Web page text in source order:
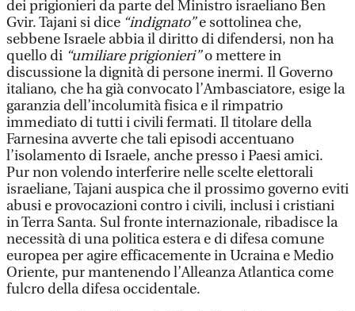
dei prigionieri da parte del Ministro israeliano Ben
Gvir. Tajani si dice “indignato”e sottolinea che,
sebbene Israele abbia il diritto di difendersi, non ha
quello di “umiliare prigionieri”o mettere in
discussione la dignità di persone inermi. Il Governo
italiano, che ha già convocato l’Ambasciatore, esige la
garanzia dell’incolumità fisica e il rimpatrio
immediato di tutti i civili fermati. Il titolare della
Farnesina avverte che tali episodi accentuano
l’isolamento di Israele, anche presso i Paesi amici.
Pur non volendo interferire nelle scelte elettorali
israeliane, Tajani auspica che il prossimo governo eviti
abusi e provocazioni contro i civili, inclusi i cristiani
in Terra Santa. Sul fronte internazionale, ribadisce la
necessità di una politica estera e di difesa comune
europea per agire efficacemente in Ucraina e Medio
Oriente, pur mantenendo l’Alleanza Atlantica come
fulcro della difesa occidentale.